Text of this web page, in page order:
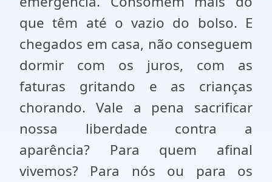
que têm até o vazio do bolso. E
chegados em casa, não conseguem
dormir com os juros, com as
faturas gritando e as crianças
chorando. Vale a pena sacrificar
nossa liberdade contra a
aparência? Para quem afinal
vivemos? Para nós ou para os